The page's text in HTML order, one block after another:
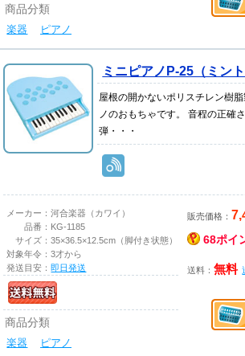
商品分類
楽器 ピアノ
ミニピアノP-25（ミント
屋根の開かないポリスチレン樹
ノのおもちゃです。 音程の正確
弾・・・
メーカー：河合楽器（カワイ）
品番： KG-1185
サイズ：35×36.5×12.5cm（脚付き状態）
対象年令：3才から
発送目安：即日発送
商品分類
楽器 ピアノ
販売価格：
68ポイ
送料：無料